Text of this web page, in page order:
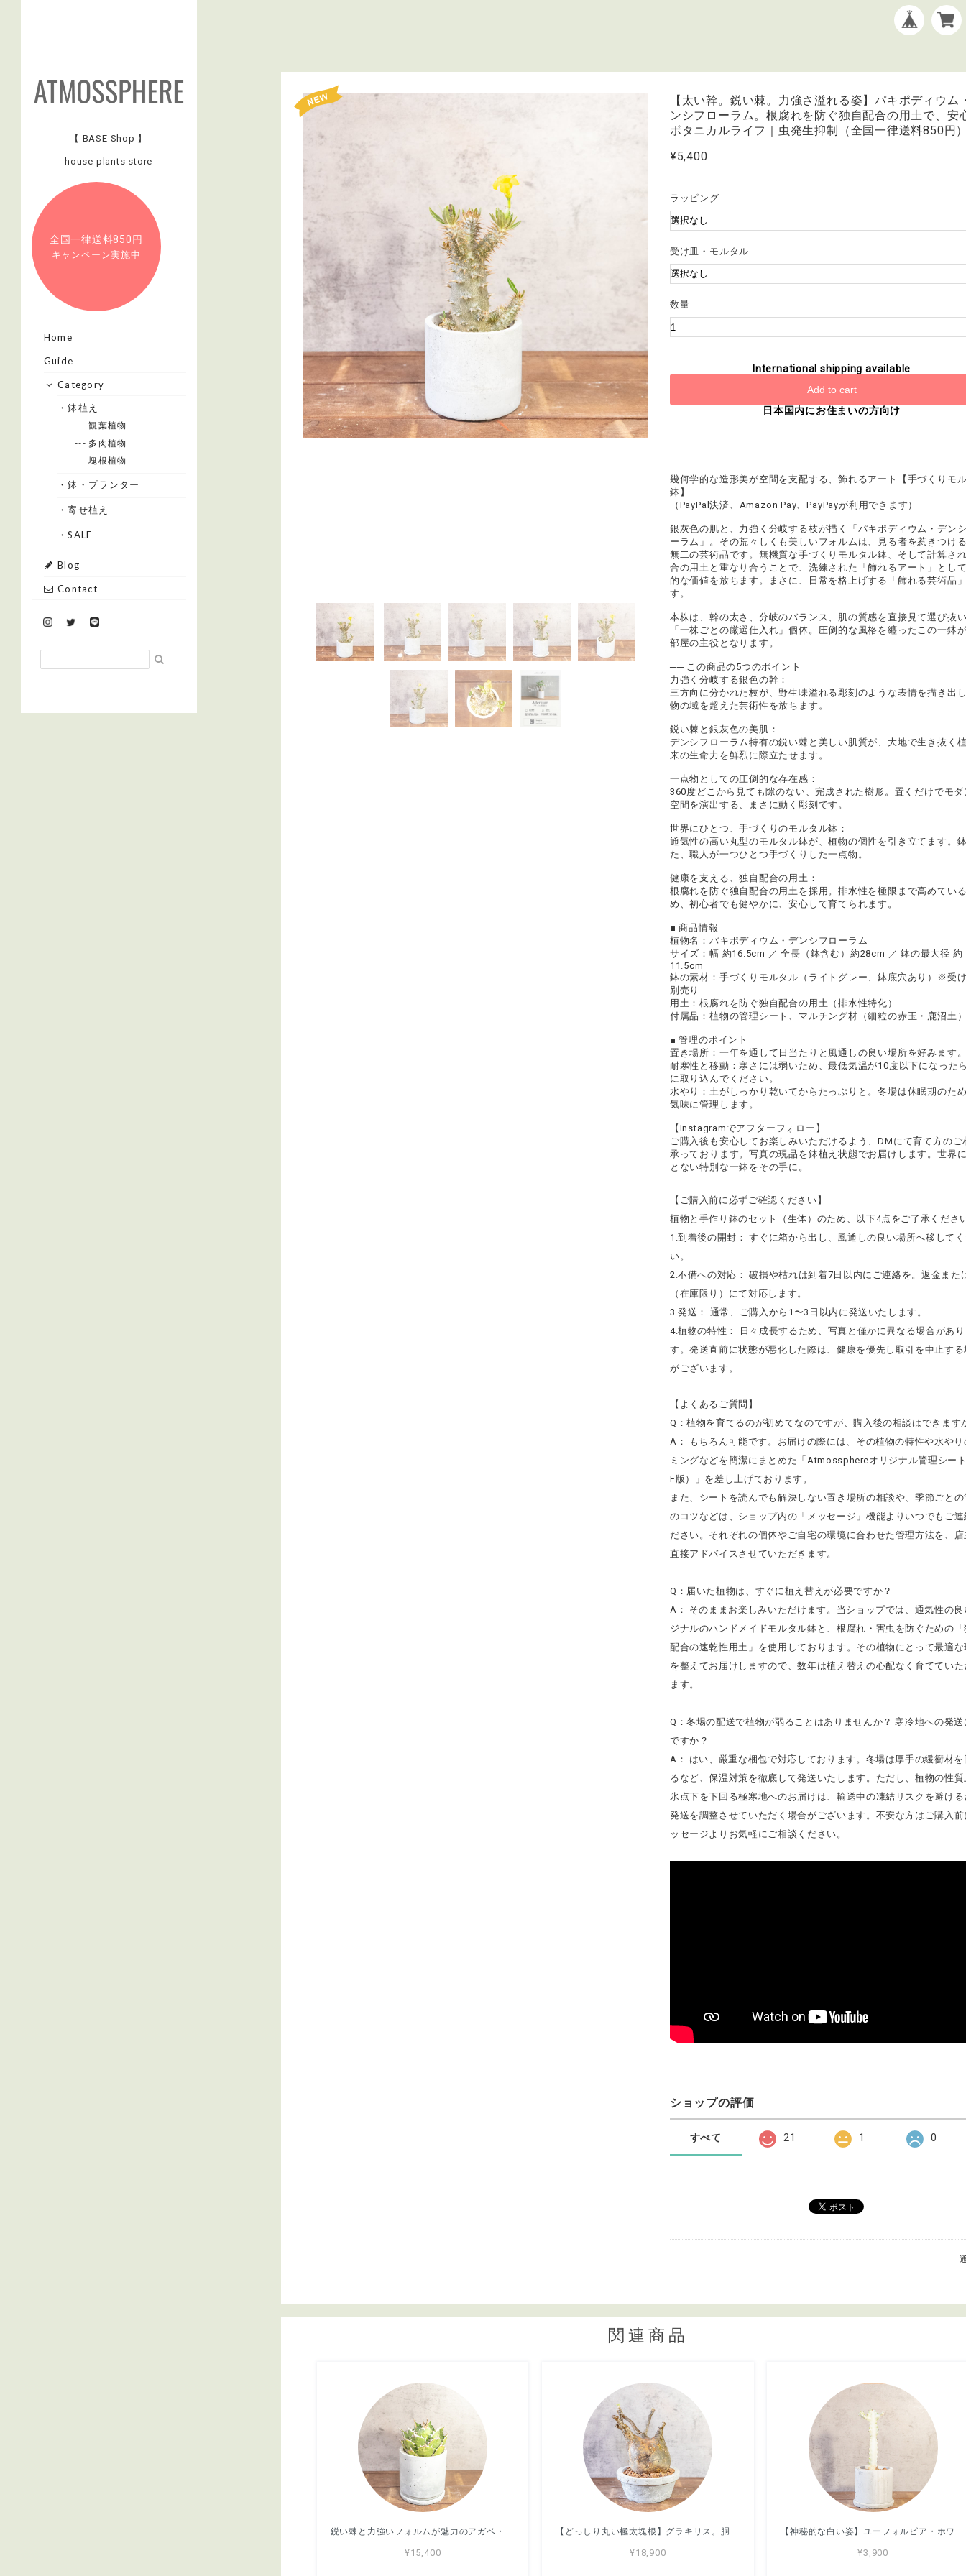
【 BASE Shop 】
house plants store
全国一律送料850円
キャンペーン実施中
Home
Guide
Category
・鉢植え
--- 観葉植物
--- 多肉植物
--- 塊根植物
・鉢・プランター
・寄せ植え
・SALE
Blog
Contact
【太い幹。鋭い棘。力強さ溢れる姿】パキポディウム
ンシフローラム。根腐れを防ぐ独自配合の用土で、安
ボタニカルライフ｜虫発生抑制（全国一律送料850円
¥5,400
ラッピング
受け皿・モルタル
数量
International shipping available
Add to cart
日本国内にお住まいの方向け
幾何学的な造形美が空間を支配する、飾れるアート【手づくりモ
鉢】
（PayPal決済、Amazon Pay、PayPayが利用できます）
銀灰色の肌と、力強く分岐する枝が描く「パキポディウム・デン
ーラム」。その荒々しくも美しいフォルムは、見る者を惹きつけ
無二の芸術品です。無機質な手づくりモルタル鉢、そして計算さ
合の用土と重なり合うことで、洗練された「飾れるアート」とし
的な価値を放ちます。まさに、日常を格上げする「飾れる芸術品
す。
本株は、幹の太さ、分岐のバランス、肌の質感を直接見て選び抜
「一株ごとの厳選仕入れ」個体。圧倒的な風格を纏ったこの一鉢
部屋の主役となります。
── この商品の5つのポイント
力強く分岐する銀色の幹：
三方向に分かれた枝が、野生味溢れる彫刻のような表情を描き出
物の域を超えた芸術性を放ちます。
鋭い棘と銀灰色の美肌：
デンシフローラム特有の鋭い棘と美しい肌質が、大地で生き抜く
来の生命力を鮮烈に際立たせます。
一点物としての圧倒的な存在感：
360度どこから見ても隙のない、完成された樹形。置くだけでモダ
空間を演出する、まさに動く彫刻です。
世界にひとつ、手づくりのモルタル鉢：
通気性の高い丸型のモルタル鉢が、植物の個性を引き立てます。
た、職人が一つひとつ手づくりした一点物。
健康を支える、独自配合の用土：
根腐れを防ぐ独自配合の用土を採用。排水性を極限まで高めてい
め、初心者でも健やかに、安心して育てられます。
■ 商品情報
植物名：パキポディウム・デンシフローラム
サイズ：幅 約16.5cm ／ 全長（鉢含む）約28cm ／ 鉢の最大径 約
11.5cm
鉢の素材：手づくりモルタル（ライトグレー、鉢底穴あり）※受
別売り
用土：根腐れを防ぐ独自配合の用土（排水性特化）
付属品：植物の管理シート、マルチング材（細粒の赤玉・鹿沼土
■ 管理のポイント
置き場所：一年を通して日当たりと風通しの良い場所を好みます
耐寒性と移動：寒さには弱いため、最低気温が10度以下になった
に取り込んでください。
水やり：土がしっかり乾いてからたっぷりと。冬場は休眠期のた
気味に管理します。
【Instagramでアフターフォロー】
ご購入後も安心してお楽しみいただけるよう、DMにて育て方のご
承っております。写真の現品を鉢植え状態でお届けします。世界
とない特別な一鉢をその手に。
【ご購入前に必ずご確認ください】
植物と手作り鉢のセット（生体）のため、以下4点をご了承くださ
1.到着後の開封： すぐに箱から出し、風通しの良い場所へ移して
い。
2.不備への対応： 破損や枯れは到着7日以内にご連絡を。返金また
（在庫限り）にて対応します。
3.発送： 通常、ご購入から1〜3日以内に発送いたします。
4.植物の特性： 日々成長するため、写真と僅かに異なる場合があ
す。発送直前に状態が悪化した際は、健康を優先し取引を中止す
がございます。
【よくあるご質問】
Q：植物を育てるのが初めてなのですが、購入後の相談はできます
A： もちろん可能です。お届けの際には、その植物の特性や水や
ミングなどを簡潔にまとめた「Atmossphereオリジナル管理シー
F版）」を差し上げております。
また、シートを読んでも解決しない置き場所の相談や、季節ごと
のコツなどは、ショップ内の「メッセージ」機能よりいつでもご
ださい。それぞれの個体やご自宅の環境に合わせた管理方法を、
直接アドバイスさせていただきます。
Q：届いた植物は、すぐに植え替えが必要ですか？
A： そのままお楽しみいただけます。当ショップでは、通気性の
ジナルのハンドメイドモルタル鉢と、根腐れ・害虫を防ぐための
配合の速乾性用土」を使用しております。その植物にとって最適
を整えてお届けしますので、数年は植え替えの心配なく育ててい
ます。
Q：冬場の配送で植物が弱ることはありませんか？ 寒冷地への発
ですか？
A： はい、厳重な梱包で対応しております。冬場は厚手の緩衝材
るなど、保温対策を徹底して発送いたします。ただし、植物の性
氷点下を下回る極寒地へのお届けは、輸送中の凍結リスクを避け
発送を調整させていただく場合がございます。不安な方はご購入
ッセージよりお気軽にご相談ください。
ショップの評価
すべて 21 1 0
関連商品
¥15,400 ¥18,900 ¥3,900